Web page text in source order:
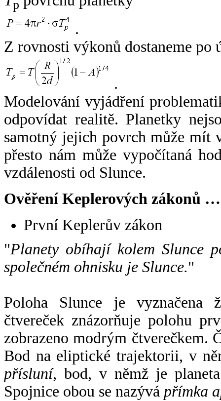
p
.
Z rovnosti výkonů dostaneme po
.
Modelování vyjádření
odpovídat realitě. Planetky
samotný jejich povrch může mít
přesto nám může vypočítaná
vzdálenosti od Slunce.
Ověření Keplerových zákonů …
První Keplerův zákon
"Planety obíhají kolem Slunce
společném ohnisku je Slunce."
Poloha Slunce je vyznačena
čtvereček znázorňuje polohu
zobrazeno modrým čtverečkem.
Bod na eliptické trajektorii, v
přísluní, bod, v němž je
Spojnice obou se nazývá přímka